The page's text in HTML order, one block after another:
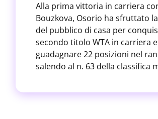
Alla prima vittoria in carriera
Bouzkova, Osorio ha sfruttato
del pubblico di casa per
secondo titolo WTA in carriera e
guadagnare 22 posizioni nel
salendo al n. 63 della classifica